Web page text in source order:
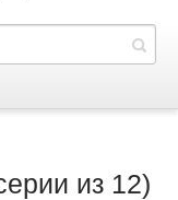
из 12)